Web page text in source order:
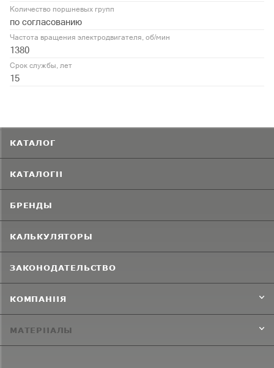
Количество поршневых групп
по согласованию
Частота вращения электродвигателя, об/мин
1380
Срок службы, лет
15
КАТАЛОГ
КАТАЛОГИ
БРЕНДЫ
КАЛЬКУЛЯТОРЫ
ЗАКОНОДАТЕЛЬСТВО
КОМПАНИЯ
МАТЕРИАЛЫ